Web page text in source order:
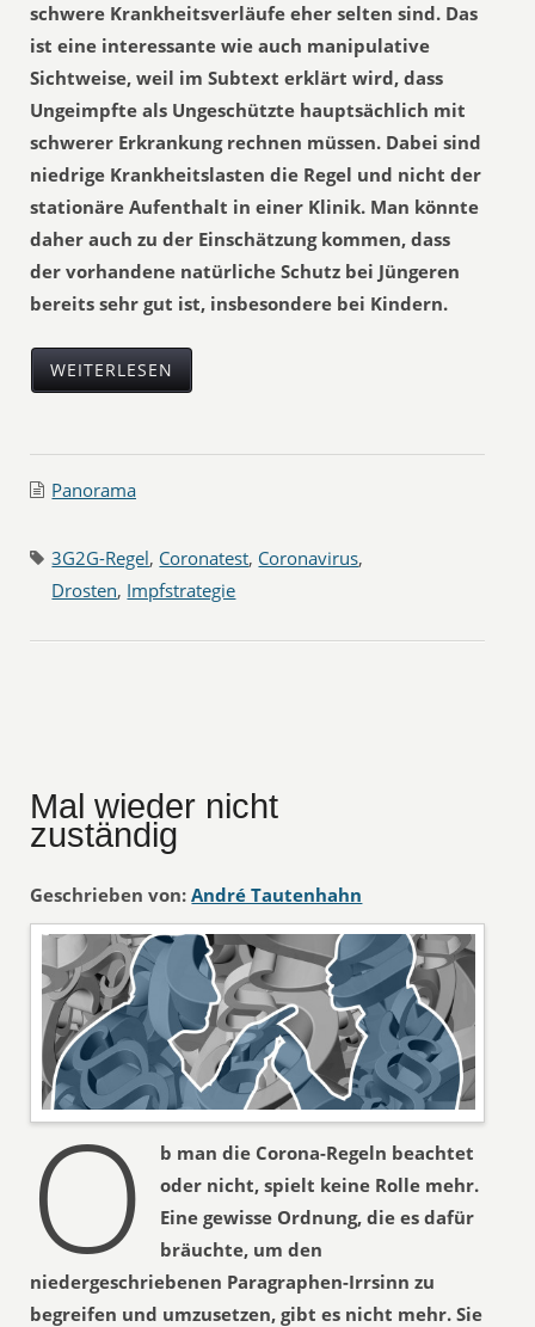
schwere Krankheitsverläufe eher selten sind. Das
ist eine interessante wie auch manipulative
Sichtweise, weil im Subtext erklärt wird, dass
Ungeimpfte als Ungeschützte hauptsächlich mit
schwerer Erkrankung rechnen müssen. Dabei sind
niedrige Krankheitslasten die Regel und nicht der
stationäre Aufenthalt in einer Klinik. Man könnte
daher auch zu der Einschätzung kommen, dass
der vorhandene natürliche Schutz bei Jüngeren
bereits sehr gut ist, insbesondere bei Kindern.
WEITERLESEN
Panorama
3G2G-Regel, Coronatest, Coronavirus,
Drosten, Impfstrategie
Mal wieder nicht
zuständig
Geschrieben von: André Tautenhahn
O
b man die Corona-Regeln beachtet
oder nicht, spielt keine Rolle mehr.
Eine gewisse Ordnung, die es dafür
bräuchte, um den
niedergeschriebenen Paragraphen-Irrsinn zu
begreifen und umzusetzen, gibt es nicht mehr. Sie